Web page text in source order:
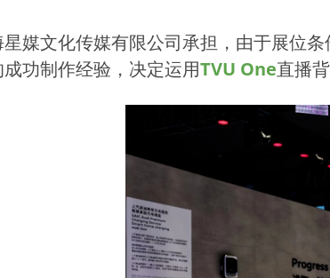
媒文化传媒有限公司承担，由于展位
功制作经验，决定运用TVU One直播